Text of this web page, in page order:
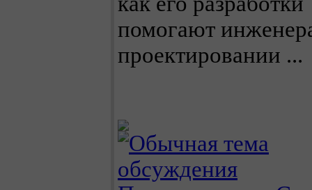
помогают
проектировании ...